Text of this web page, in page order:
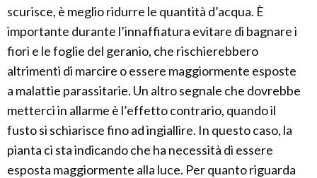
scurisce, è meglio ridurre le quantità d’acqua. È
importante durante l’innaffiatura evitare di bagnare i
fiori e le foglie del geranio, che rischierebbero
altrimenti di marcire o essere maggiormente esposte
a malattie parassitarie. Un altro segnale che dovrebbe
metterci in allarme è l’effetto contrario, quando il
fusto si schiarisce fino ad ingiallire. In questo caso, la
pianta ci sta indicando che ha necessità di essere
esposta maggiormente alla luce. Per quanto riguarda